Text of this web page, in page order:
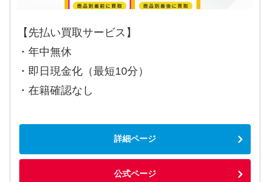
【先払い買取サービス】
・年中無休
・即日現金化（最短10分）
・在籍確認なし
詳細ページ
公式ページ